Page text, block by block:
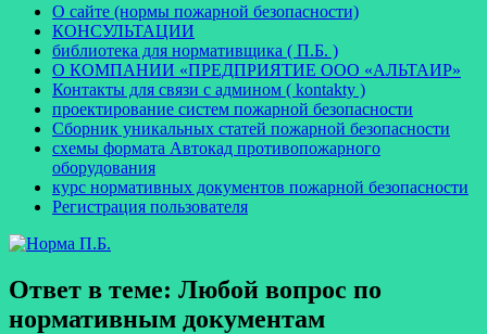
О сайте (нормы пожарной безопасности)
КОНСУЛЬТАЦИИ
библиотека для нормативщика ( П.Б. )
О КОМПАНИИ «ПРЕДПРИЯТИЕ ООО «АЛЬТАИР»
Контакты для связи с админом ( kontakty )
проектирование систем пожарной безопасности
Сборник уникальных статей пожарной безопасности
схемы формата Автокад противопожарного
оборудования
курс нормативных документов пожарной безопасности
Регистрация пользователя
Ответ в теме: Любой вопрос по
нормативным документам